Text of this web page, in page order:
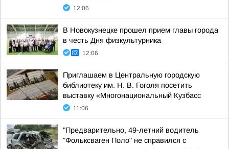
12:06
В Новокузнецке прошел прием главы города
в честь Дня физкультурника
12:06
Приглашаем в Центральную городскую
библиотеку им. Н. В. Гоголя посетить
выставку «Многонациональный Кузбасс
11:06
"Предварительно, 49-летний водитель
"Фольксваген Поло" не справился с